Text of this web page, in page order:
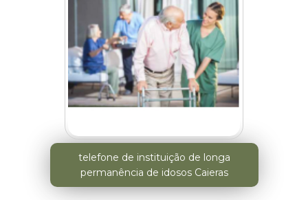
telefone de instituição de longa
permanência de idosos Caieras